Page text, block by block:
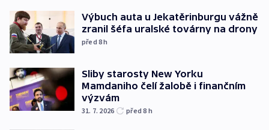
Výbuch auta u Jekatěrinburgu vážně
zranil šéfa uralské továrny na drony
před 8h
Sliby starosty New Yorku
Mamdaniho čelí žalobě i finančním
výzvám
31. 7. 2026 před 8 h